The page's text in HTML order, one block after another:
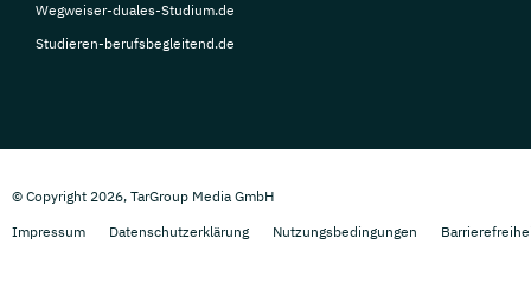
Wegweiser-duales-Studium.de
Studieren-berufsbegleitend.de
© Copyright 2026, TarGroup Media GmbH
Impressum
Datenschutzerklärung Nutzungsbedingungen